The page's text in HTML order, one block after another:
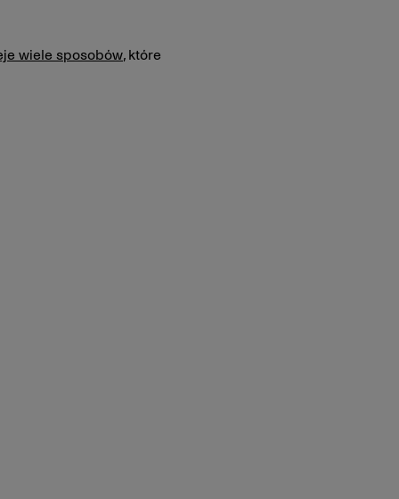
wiele sposobów, które